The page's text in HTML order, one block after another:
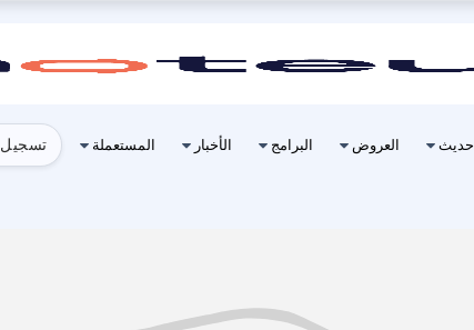
حديث العروض البرامج الأخبار المستعملة